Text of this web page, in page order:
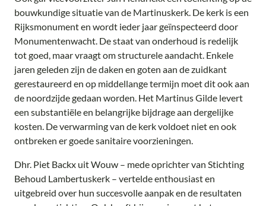
bouwkundige situatie van de Martinuskerk. De kerk is een
Rijksmonument en wordt ieder jaar geïnspecteerd door
Monumentenwacht. De staat van onderhoud is redelijk
tot goed, maar vraagt om structurele aandacht. Enkele
jaren geleden zijn de daken en goten aan de zuidkant
gerestaureerd en op middellange termijn moet dit ook aan
de noordzijde gedaan worden. Het Martinus Gilde levert
een substantiële en belangrijke bijdrage aan dergelijke
kosten. De verwarming van de kerk voldoet niet en ook
ontbreken er goede sanitaire voorzieningen.
Dhr. Piet Backx uit Wouw – mede oprichter van Stichting
Behoud Lambertuskerk – vertelde enthousiast en
uitgebreid over hun succesvolle aanpak en de resultaten